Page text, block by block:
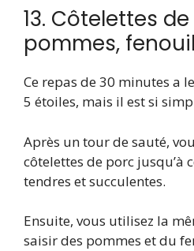
13. Côtelettes
pommes,
Ce repas de 30 minutes a
5 étoiles, mais il est si
Après un tour de sauté,
côtelettes de porc jusqu’à
tendres et succulentes.
Ensuite, vous utilisez la
saisir des pommes et du